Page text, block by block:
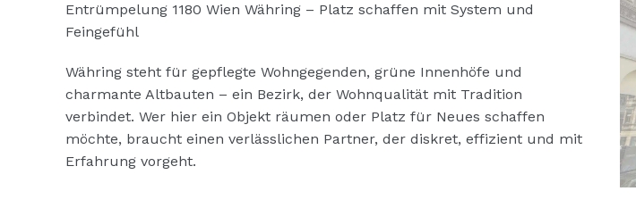
Entrümpelung 1180 Wien Währing – Platz schaffen mit System und
Feingefühl
Währing steht für gepflegte Wohngegenden, grüne Innenhöfe und
charmante Altbauten – ein Bezirk, der Wohnqualität mit Tradition
verbindet. Wer hier ein Objekt räumen oder Platz für Neues schaffen
möchte, braucht einen verlässlichen Partner, der diskret, effizient und mit
Erfahrung vorgeht.